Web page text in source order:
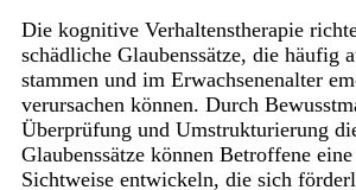
Die kognitive Verhaltenstherapie
schädliche Glaubenssätze, die häufig
stammen und im Erwachsenenalter
verursachen können. Durch
Überprüfung und Umstrukturierung
Glaubenssätze können Betroffene
Sichtweise entwickeln, die sich